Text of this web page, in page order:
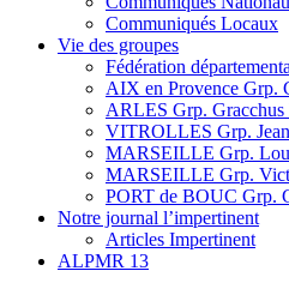
Communiqués Locaux
Vie des groupes
Fédération
AIX en Provence Grp.
ARLES Grp.
VITROLLES Grp.
MARSEILLE Grp.
MARSEILLE Grp.
PORT de BOUC
Notre journal l’impertinent
Articles Impertinent
ALPMR 13